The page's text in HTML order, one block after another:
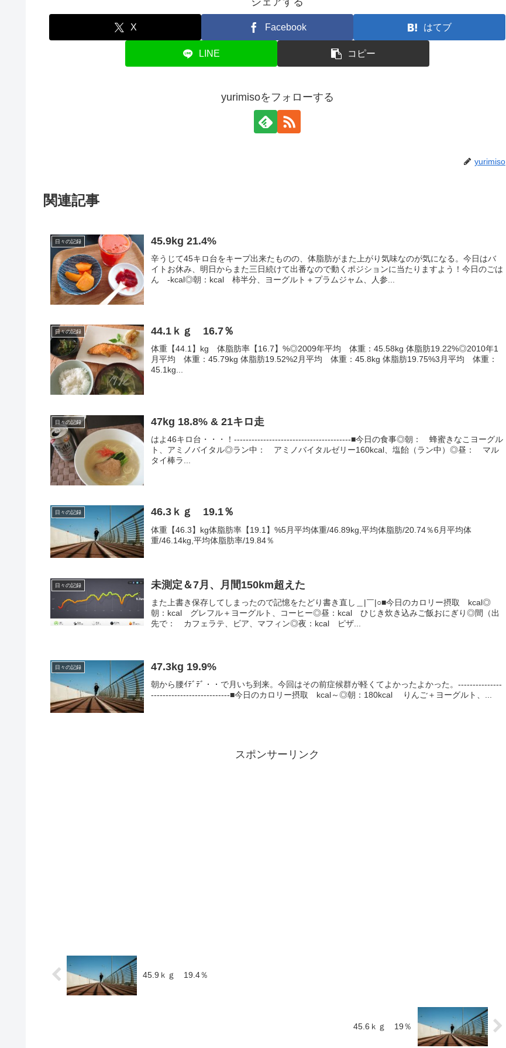
X Facebook はてブ
LINE コピー
yurimisoをフォローする
yurimiso
関連記事
日々の記録 45.9kg 21.4%
辛うじて45キロ台をキープ出来たものの、体脂肪がまた上がり気味なのが気になる。今日はバ
イトお休み、明日からまた三日続けて出番なので動くポジションに当たりますよう！今日のごは
ん -kcal◎朝：kcal 柿半分、ヨーグルト＋プラムジャム、人参...
日々の記録 44.1ｋｇ 16.7％
体重【44.1】kg 体脂肪率【16.7】%◎2009年平均 体重：45.58kg 体脂肪19.22%◎2010年1
月平均 体重：45.79kg 体脂肪19.52%2月平均 体重：45.8kg 体脂肪19.75%3月平均 体重：
45.1kg...
日々の記録 47kg 18.8% & 21キロ走
はよ46キロ台・・・！----------------------------------------■今日の食事◎朝： 蜂蜜きなこヨーグル
ト、アミノバイタル◎ラン中： アミノバイタルゼリー160kcal、塩飴（ラン中）◎昼： マル
タイ棒ラ...
日々の記録 46.3ｋｇ 19.1％
体重【46.3】kg体脂肪率【19.1】%5月平均体重/46.89kg,平均体脂肪/20.74％6月平均体
重/46.14kg,平均体脂肪率/19.84％
日々の記録 未測定＆7月、月間150km超えた
また上書き保存してしまったので記憶をたどり書き直し＿|￣|○■今日のカロリー摂取 kcal◎
朝：kcal グレフル＋ヨーグルト、コーヒー◎昼：kcal ひじき炊き込みご飯おにぎり◎間（出
先で： カフェラテ、ビア、マフィン◎夜：kcal ピザ...
日々の記録 47.3kg 19.9%
朝から腰ｲﾃﾞﾃﾞ・・で月いち到来。今回はその前症候群が軽くてよかったよかった。---------------
---------------------------■今日のカロリー摂取 kcal～◎朝：180kcal りんご＋ヨーグルト、...
スポンサーリンク
45.9ｋｇ 19.4％
45.6ｋｇ 19％